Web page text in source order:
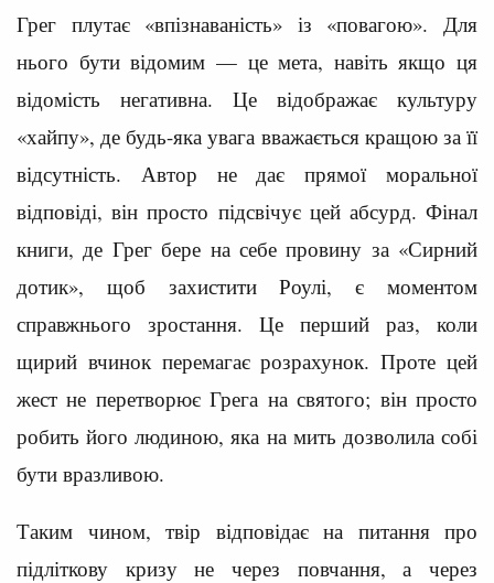
Грег плутає «впізнаваність» із «повагою». Для
нього бути відомим — це мета, навіть якщо ця
відомість негативна. Це відображає культуру
«хайпу», де будь-яка увага вважається кращою за її
відсутність. Автор не дає прямої моральної
відповіді, він просто підсвічує цей абсурд. Фінал
книги, де Грег бере на себе провину за «Сирний
дотик», щоб захистити Роулі, є моментом
справжнього зростання. Це перший раз, коли
щирий вчинок перемагає розрахунок. Проте цей
жест не перетворює Грега на святого; він просто
робить його людиною, яка на мить дозволила собі
бути вразливою.
Таким чином, твір відповідає на питання про
підліткову кризу не через повчання, а через